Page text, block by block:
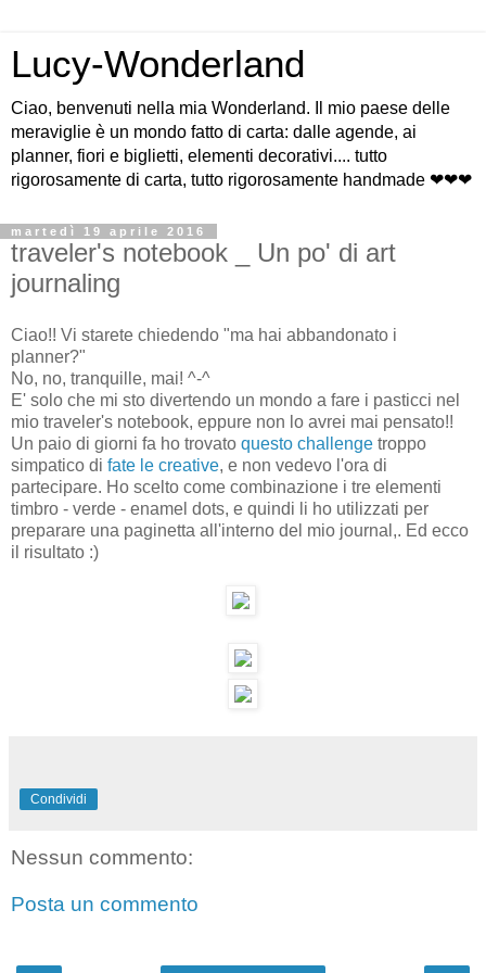
Lucy-Wonderland
Ciao, benvenuti nella mia Wonderland. Il mio paese delle
meraviglie è un mondo fatto di carta: dalle agende, ai
planner, fiori e biglietti, elementi decorativi.... tutto
rigorosamente di carta, tutto rigorosamente handmade ❤❤❤
martedì 19 aprile 2016
traveler's notebook _ Un po' di art
journaling
Ciao!! Vi starete chiedendo "ma hai abbandonato i
planner?"
No, no, tranquille, mai! ^-^
E' solo che mi sto divertendo un mondo a fare i pasticci nel
mio traveler's notebook, eppure non lo avrei mai pensato!!
Un paio di giorni fa ho trovato questo challenge troppo
simpatico di fate le creative, e non vedevo l'ora di
partecipare. Ho scelto come combinazione i tre elementi
timbro - verde - enamel dots, e quindi li ho utilizzati per
preparare una paginetta all'interno del mio journal,. Ed ecco
il risultato :)
Condividi
Nessun commento:
Posta un commento